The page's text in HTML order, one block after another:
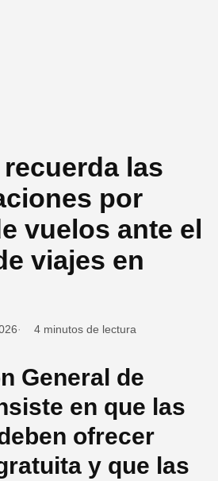
las
por
vuelos ante el
viajes en
4 minutos de lectura
General de
en que las
ofrecer
y que las